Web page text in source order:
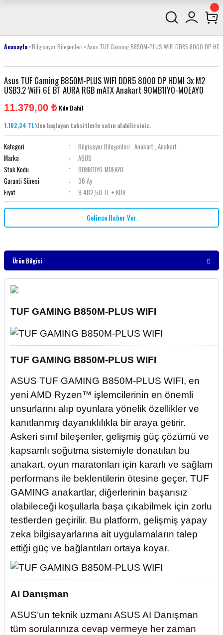
Anasayfa Bilgisayar Bileşenleri Asus TUF Gaming B850M-PLUS WIFI DDR5 8000 DP
Asus TUF Gaming B850M-PLUS WIFI DDR5 8000 DP HDMI 3x M2
USB3.2 WiFi 6E BT AURA RGB mATX Anakart 90MB1IY0-M0EAY0
11.379,00 ₺ Kdv Dahil
1.102,34 TL'den başlayan taksitlerle satın alabilirsiniz.
Kategori Bilgisayar Bileşenleri , Anakart, Anakart
Marka
ASUS
Stok Kodu
90MB1IY0-M0EAY0
Garanti Süresi
36 Ay
Fiyat
9.482,50 TL + KDV
Gelince Haber Ver
Ürün Bilgisi
TUF GAMING B850M-PLUS WIFI
TUF GAMING B850M-PLUS WIFI
ASUS TUF GAMING B850M-PLUS WIFI, en
yeni AMD Ryzen™ işlemcilerinin en önemli
unsurlarını alıp oyunlara yönelik özellikler ve
kanıtlanmış dayanıklılıkla bir araya getirir.
Askeri sınıf bileşenler, gelişmiş güç çözümü ve
kapsamlı soğutma sistemiyle donatılan bu
anakart, oyun maratonları için kararlı ve sağlam
performans ile beklentilerin ötesine geçer. TUF
GAMING anakartlar, diğerlerinin başarısız
olabileceği koşullarla başa çıkabilmek için zorlu
testlerden geçirilir. Bu platform, gelişmiş yapay
zeka bilgisayarlarına ait uygulamaların talep
ettiği güç ve bağlantıları ortaya koyar.
AI Danışman
ASUS’un teknik uzmanı ASUS AI Danışman
tüm sorularınıza cevap vermeye her zaman